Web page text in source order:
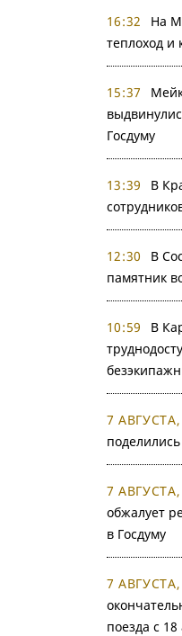
16:32
На
теплоход и
15:37
Госдуму
13:39
В
12:30
В
памятник
10:59
В
7
7
обжалует
в Госдуму
7
поезда с 18